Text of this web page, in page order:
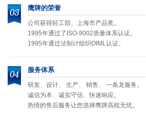
鹰牌的荣誉
公司获得轻工部、上海市产品奖。
1995年通过了ISO-9002质量体系认证。
1995年通过法制计组织OIML认证。
服务体系
研发、设计、 生产、 销售、 一条龙服务。
诚信为本、诚实守信、快速响应。
热情的售后服务让您选择鹰牌高枕无忧。